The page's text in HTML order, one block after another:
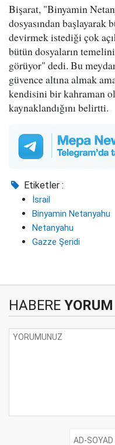
Bişarat, "Binyamin
dosyasından başlayarak
devirmek istediği çok
bütün dosyaların
görüyor" dedi. Bu
güvence altına almak
kendisini bir kahraman
kaynaklandığını belirtti.
Etiketler :
İsrail
Binyamin Netanyahu
Netanyahu
Gazze Şeridi
HABERE